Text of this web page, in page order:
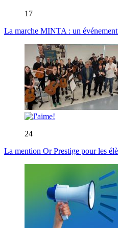
17
La marche MINTA : un
24
La mention Or Prestige pour les